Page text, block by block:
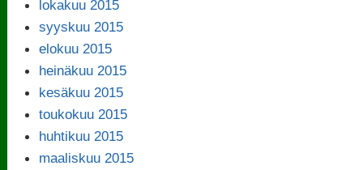
lokakuu 2015
syyskuu 2015
elokuu 2015
heinäkuu 2015
kesäkuu 2015
toukokuu 2015
huhtikuu 2015
maaliskuu 2015